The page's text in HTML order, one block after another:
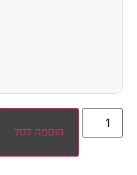
הוספה לסל